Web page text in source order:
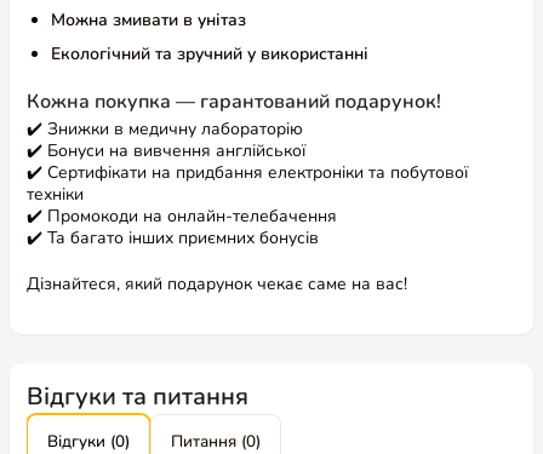
Можна змивати в унітаз
Екологічний та зручний у використанні
Кожна покупка — гарантований подарунок!
✔️ Знижки в медичну лабораторію
✔️ Бонуси на вивчення англійської
✔️ Сертифікати на придбання електроніки та побутової
техніки
✔️ Промокоди на онлайн-телебачення
✔️ Та багато інших приємних бонусів
Дізнайтеся, який подарунок чекає саме на вас!
Відгуки та питання
Відгуки (0) Питання (0)